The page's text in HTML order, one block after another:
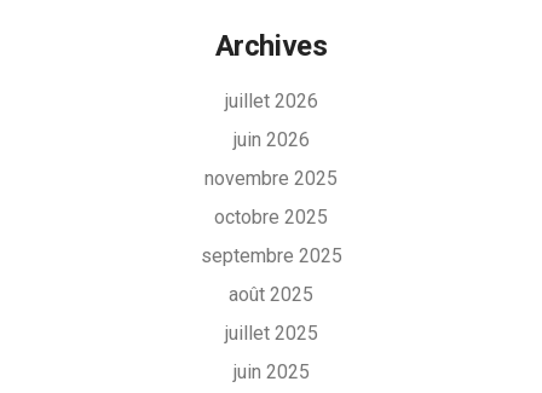
Archives
juillet 2026
juin 2026
novembre 2025
octobre 2025
septembre 2025
août 2025
juillet 2025
juin 2025